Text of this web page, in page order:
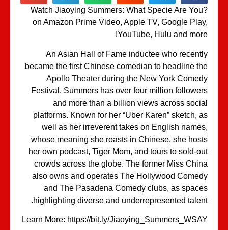
Watch Jiaoying Summers: What Specie Are
on Amazon Prime Video, Apple TV, Google
YouTube, Hulu and
An Asian Hall of Fame inductee who
became the first Chinese comedian to headline
Apollo Theater during the New York
Festival, Summers has over four million
and more than a billion views across
platforms. Known for her “Uber Karen” sketch,
well as her irreverent takes on English
whose meaning she roasts in Chinese, she
her own podcast, Tiger Mom, and tours to sold-
crowds across the globe. The former Miss
also owns and operates The Hollywood
and The Pasadena Comedy clubs, as
highlighting diverse and underrepresented
Learn More: https://bit.ly/